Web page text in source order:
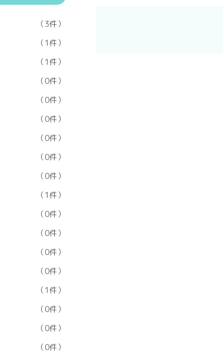
（3件）
（1件）
（1件）
（0件）
（0件）
（0件）
（0件）
（0件）
（0件）
（1件）
（0件）
（0件）
（0件）
（0件）
（1件）
（0件）
（0件）
（0件）